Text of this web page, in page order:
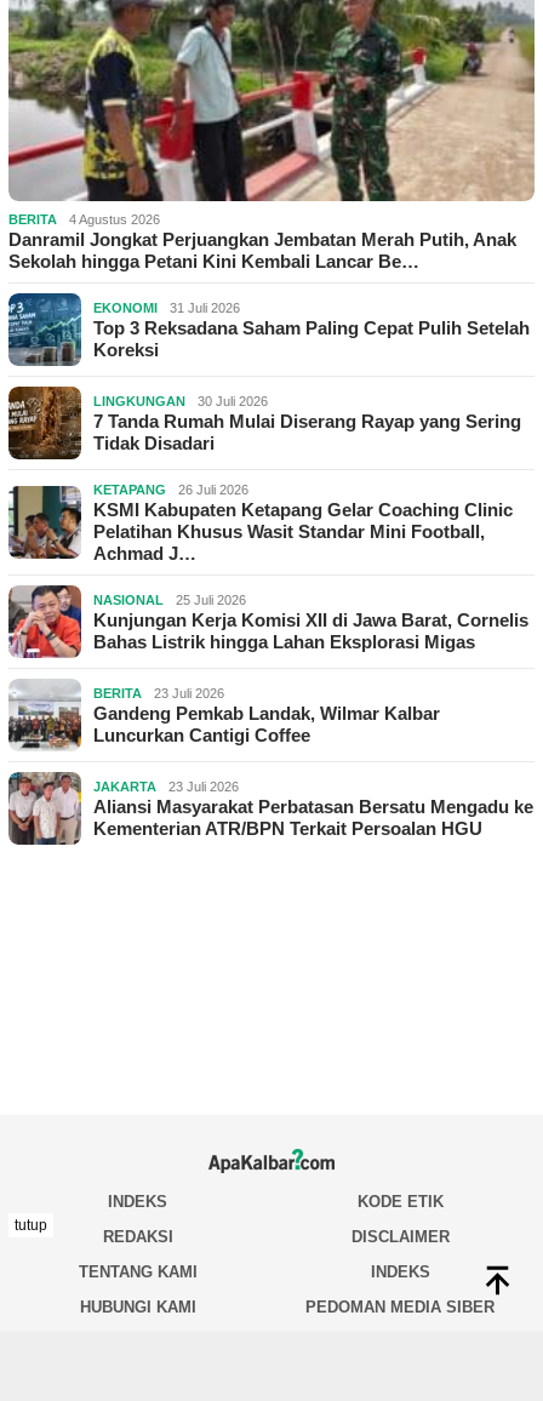
BERITA 4 Agustus 2026
Danramil Jongkat Perjuangkan Jembatan Merah Putih, Anak
Sekolah hingga Petani Kini Kembali Lancar Be…
EKONOMI 31 Juli 2026
Top 3 Reksadana Saham Paling Cepat Pulih Setelah
Koreksi
LINGKUNGAN 30 Juli 2026
7 Tanda Rumah Mulai Diserang Rayap yang Sering
Tidak Disadari
KETAPANG 26 Juli 2026
KSMI Kabupaten Ketapang Gelar Coaching Clinic
Pelatihan Khusus Wasit Standar Mini Football,
Achmad J…
NASIONAL 25 Juli 2026
Kunjungan Kerja Komisi XII di Jawa Barat, Cornelis
Bahas Listrik hingga Lahan Eksplorasi Migas
BERITA 23 Juli 2026
Gandeng Pemkab Landak, Wilmar Kalbar
Luncurkan Cantigi Coffee
JAKARTA 23 Juli 2026
Aliansi Masyarakat Perbatasan Bersatu Mengadu ke
Kementerian ATR/BPN Terkait Persoalan HGU
tutup